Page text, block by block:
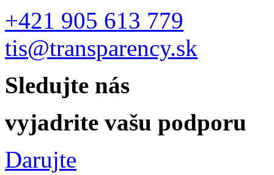
+421 905 613 779
tis@transparency.sk
Sledujte nás
vyjadrite vašu podporu
Darujte